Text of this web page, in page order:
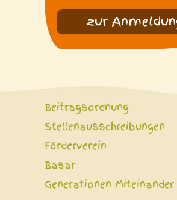
zur
Beitragsordnung
Stellenausschreibungen
Förderverein
Basar
Generationen Miteinander